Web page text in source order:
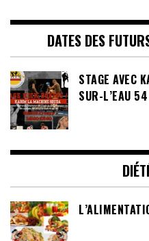
DATES DES
STAGE AVEC
SUR-L’EAU 54